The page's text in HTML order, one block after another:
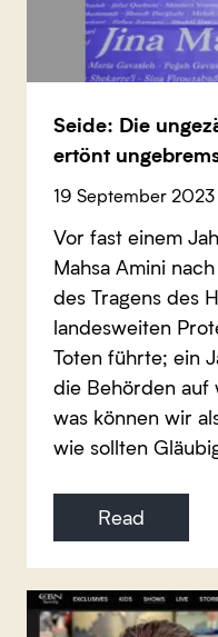
Seide: Die
ertönt
19 September 2023
Vor fast einem
Mahsa Amini
des Tragens des
landesweiten
Toten führte; ein
die Behörden
was können wir
wie sollten
Read